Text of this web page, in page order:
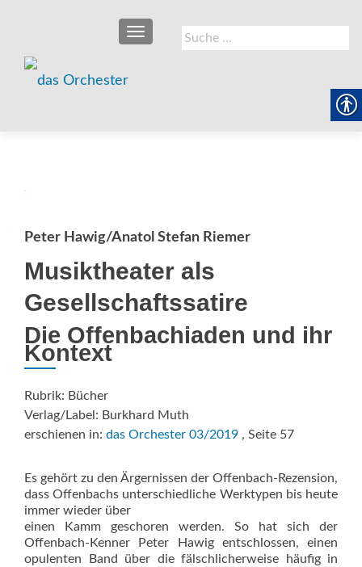
Suche
nach:
SCHALTE NAVIGATION
Peter Hawig/Anatol Stefan Riemer
Musiktheater als
Gesellschaftssatire
Die Offenbachiaden und ihr
Kontext
Rubrik: Bücher
Verlag/Label: Burkhard Muth
erschienen in: das Orchester 03/2019 , Seite 57
Es gehört zu den Ärgernissen der Offenbach-Rezension,
dass Offenbachs unterschiedliche Werktypen bis heute
immer wieder über
einen Kamm geschoren werden. So hat sich der
Offenbach-Kenner Peter Hawig entschlossen, einen
opulenten Band über die fälschlicherweise häufig in